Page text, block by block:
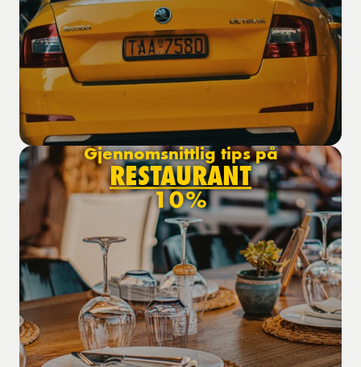
Gjennomsnittlig tips på
RESTAURANT
10%